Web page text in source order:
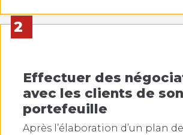
2
Effectuer des
avec les clients de son
portefeuille
Après l’élaboration d’un plan de